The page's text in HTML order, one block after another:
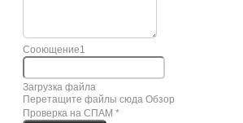
Сооющение1
Загрузка файла
Перетащите файлы сюда Обзор
Проверка на СПАМ *